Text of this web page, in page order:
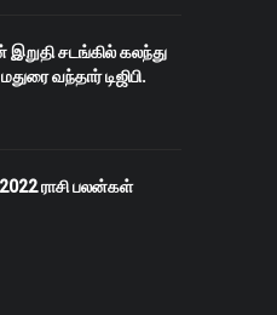
இறுதி சடங்கில் கலந்து
வந்தார் டிஜிபி.
ராசி பலன்கள்